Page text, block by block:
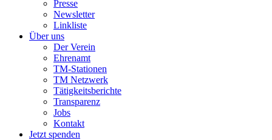
Presse
Newsletter
Linkliste
Über uns
Der Verein
Ehrenamt
TM-Stationen
TM Netzwerk
Tätigkeitsberichte
Transparenz
Jobs
Kontakt
Jetzt spenden